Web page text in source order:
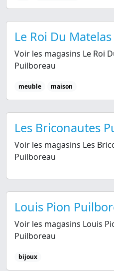
Le Roi Du
Voir les magasins Le Roi
Puilboreau
meuble maison
Les Briconautes
Voir les magasins Les
Puilboreau
Louis Pion
Voir les magasins Louis
Puilboreau
bijoux